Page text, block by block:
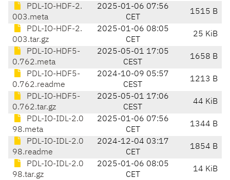
PDL-IO-HDF-2.
003.meta
2025-01-06 07:56
CET
1515 B
PDL-IO-HDF-2.
003.tar.gz
2025-01-06 08:05
CET
25 KiB
PDL-IO-HDF5-
0.762.meta
2025-05-01 17:05
CEST
1658 B
PDL-IO-HDF5-
0.762.readme
2024-10-09 05:57
CEST
1213 B
PDL-IO-HDF5-
0.762.tar.gz
2025-05-01 17:06
CEST
44 KiB
PDL-IO-IDL-2.0
98.meta
2025-01-06 07:56
CET
1344 B
PDL-IO-IDL-2.0
98.readme
2024-12-04 03:17
CET
1854 B
PDL-IO-IDL-2.0
98.tar.gz
2025-01-06 08:05
CET
14 KiB